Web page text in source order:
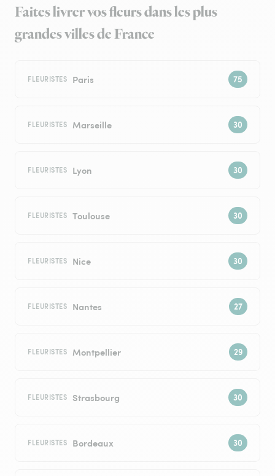
Faites livrer vos fleurs dans les plus
grandes villes de France
FLEURISTES Paris
FLEURISTES Marseille
FLEURISTES Lyon
FLEURISTES Toulouse
FLEURISTES Nice
FLEURISTES Nantes
FLEURISTES Montpellier
FLEURISTES Strasbourg
FLEURISTES Bordeaux